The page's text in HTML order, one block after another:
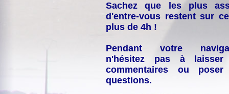
Sachez que les plus
d'entre-vous restent sur
plus de 4h !
Pendant votre
n'hésitez pas à laisser
commentaires ou
questions.